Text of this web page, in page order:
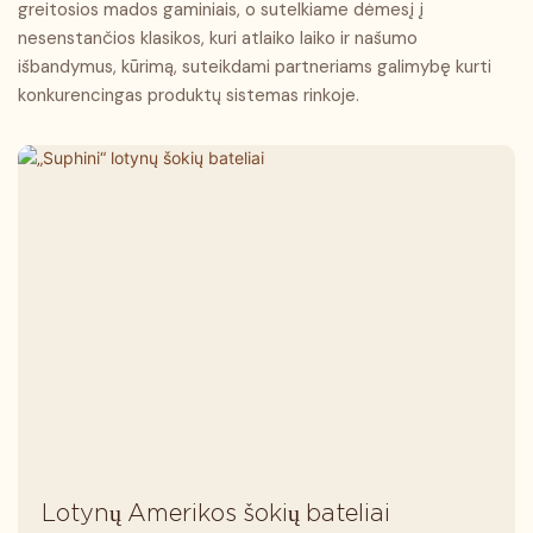
profesionaliems šokėjams,
patenkinant įvairius
kasdienės praktikos, meno
egzaminų mokymo, scenos
varžybų poreikius.
pradedantiesiems, meno
egzaminų studentams,
suaugusiems entuziastams ir
profesionaliems šokėjams,
greitosios mados gaminiais, o sutelkiame dėmesį į
nesenstančios klasikos, kuri atlaiko laiko ir našumo
išbandymus, kūrimą, suteikdami partneriams galimybę kurti
konkurencingas produktų sistemas rinkoje.
Lotynų Amerikos šokių bateliai